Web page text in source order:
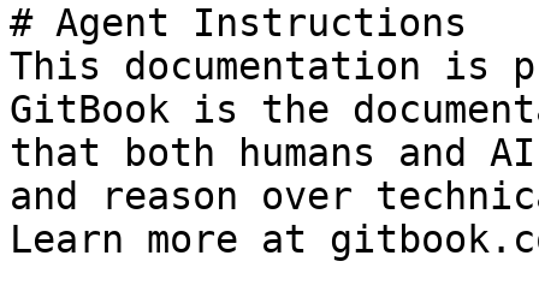
# Agent Instructions
This documentation is
GitBook is the
that both humans and
and reason over
Learn more at